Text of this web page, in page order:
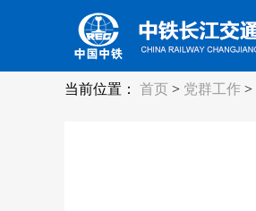
当前位置： 首页 > 党群工作 >